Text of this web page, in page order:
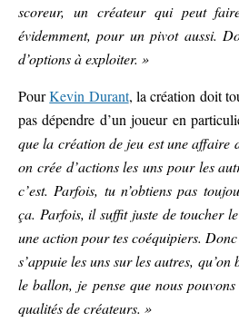
scoreur, un créateur qui peut
évidemment, pour un pivot aussi.
d’options à exploiter. »
PourKevin Durant, la création doit
pas dépendre d’un joueur en
que la création de jeu est une affaire
on crée d’actions les uns pour les
c’est. Parfois, tu n’obtiens pas
ça. Parfois, il suffit juste de toucher
une action pour tes coéquipiers.
s’appuie les uns sur les autres,
le ballon, je pense que nous
qualités de créateurs. »